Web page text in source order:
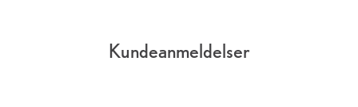
Kundeanmeldelser